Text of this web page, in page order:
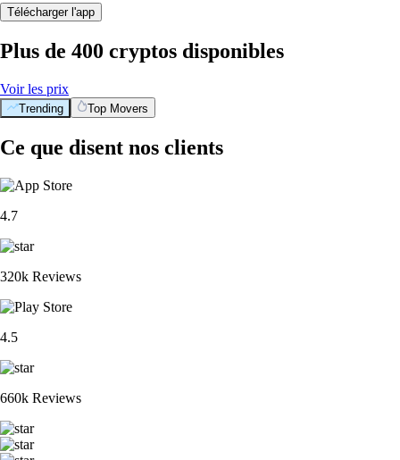
Télécharger l'app
Plus de 400 cryptos disponibles
Voir les prix
Trending Top Movers
Ce que disent nos clients
4.7
320k Reviews
4.5
660k Reviews